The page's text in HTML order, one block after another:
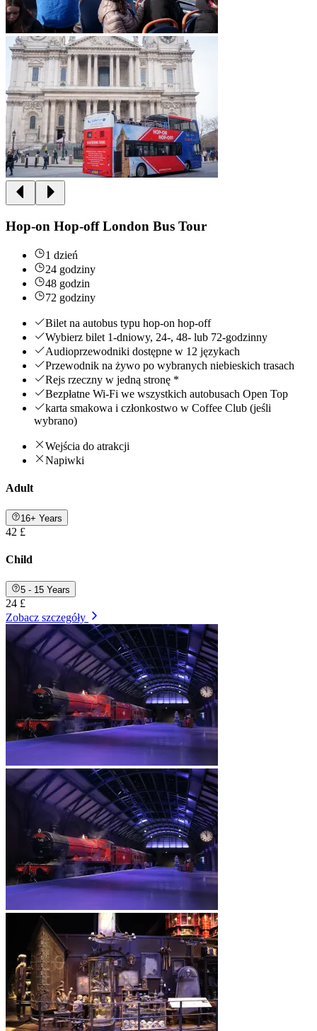
Hop-on Hop-off London Bus Tour
1 dzień
24 godziny
48 godzin
72 godziny
Bilet na autobus typu hop-on hop-off
Wybierz bilet 1-dniowy, 24-, 48- lub 72-godzinny
Audioprzewodniki dostępne w 12 językach
Przewodnik na żywo po wybranych niebieskich trasach
Rejs rzeczny w jedną stronę *
Bezpłatne Wi-Fi we wszystkich autobusach Open Top
karta smakowa i członkostwo w Coffee Club (jeśli
wybrano)
Wejścia do atrakcji
Napiwki
Adult
16+ Years
42 £
Child
5 - 15 Years
24 £
Zobacz szczegóły